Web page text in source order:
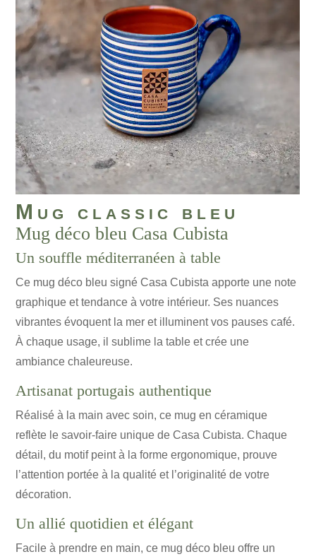
Mug classic bleu
Mug déco bleu Casa Cubista
Un souffle méditerranéen à table
Ce mug déco bleu signé Casa Cubista apporte une note
graphique et tendance à votre intérieur. Ses nuances
vibrantes évoquent la mer et illuminent vos pauses café.
À chaque usage, il sublime la table et crée une
ambiance chaleureuse.
Artisanat portugais authentique
Réalisé à la main avec soin, ce mug en céramique
reflète le savoir-faire unique de Casa Cubista. Chaque
détail, du motif peint à la forme ergonomique, prouve
l’attention portée à la qualité et l’originalité de votre
décoration.
Un allié quotidien et élégant
Facile à prendre en main, ce mug déco bleu offre un